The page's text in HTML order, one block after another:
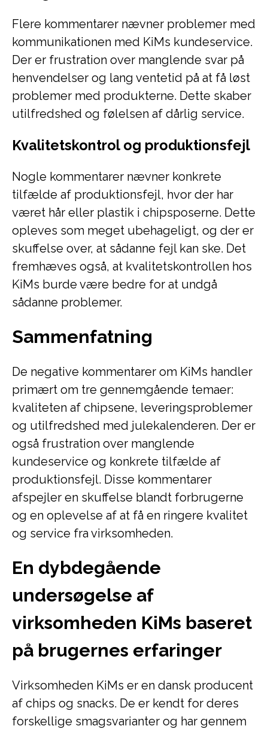
Flere kommentarer nævner problemer med
kommunikationen med KiMs kundeservice.
Der er frustration over manglende svar på
henvendelser og lang ventetid på at få løst
problemer med produkterne. Dette skaber
utilfredshed og følelsen af dårlig service.
Kvalitetskontrol og produktionsfejl
Nogle kommentarer nævner konkrete
tilfælde af produktionsfejl, hvor der har
været hår eller plastik i chipsposerne. Dette
opleves som meget ubehageligt, og der er
skuffelse over, at sådanne fejl kan ske. Det
fremhæves også, at kvalitetskontrollen hos
KiMs burde være bedre for at undgå
sådanne problemer.
Sammenfatning
De negative kommentarer om KiMs handler
primært om tre gennemgående temaer:
kvaliteten af chipsene, leveringsproblemer
og utilfredshed med julekalenderen. Der er
også frustration over manglende
kundeservice og konkrete tilfælde af
produktionsfejl. Disse kommentarer
afspejler en skuffelse blandt forbrugerne
og en oplevelse af at få en ringere kvalitet
og service fra virksomheden.
En dybdegående
undersøgelse af
virksomheden KiMs baseret
på brugernes erfaringer
Virksomheden KiMs er en dansk producent
af chips og snacks. De er kendt for deres
forskellige smagsvarianter og har gennem